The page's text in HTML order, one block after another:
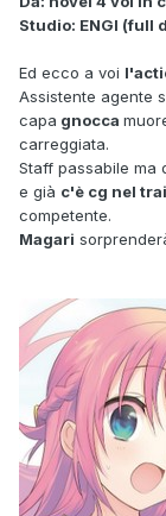
Studio: ENGI (full
Ed ecco a voi
Assistente agente
capa gnocca
carreggiata.
Staff passabile ma
e già c'è cg nel
competente.
Magari